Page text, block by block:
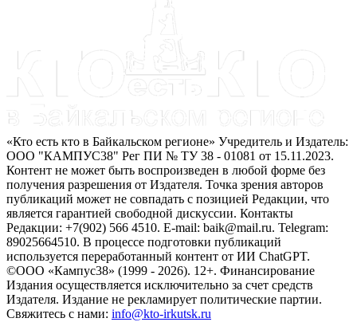
«Кто есть кто в Байкальском регионе» Учредитель и Издатель:
ООО "КАМПУС38" Рег ПИ № ТУ 38 - 01081 от 15.11.2023.
Контент не может быть воспроизведен в любой форме без
получения разрешения от Издателя. Точка зрения авторов
публикаций может не совпадать с позицией Редакции, что
является гарантией свободной дискуссии. Контакты
Редакции: +7(902) 566 4510. E-mail: baik@mail.ru. Telegram:
89025664510. В процессе подготовки публикаций
используется переработанный контент от ИИ ChatGPT.
©ООО «Кампус38» (1999 - 2026). 12+. Финансирование
Издания осуществляется исключительно за счет средств
Издателя. Издание не рекламирует политические партии.
Свяжитесь с нами: info@kto-irkutsk.ru